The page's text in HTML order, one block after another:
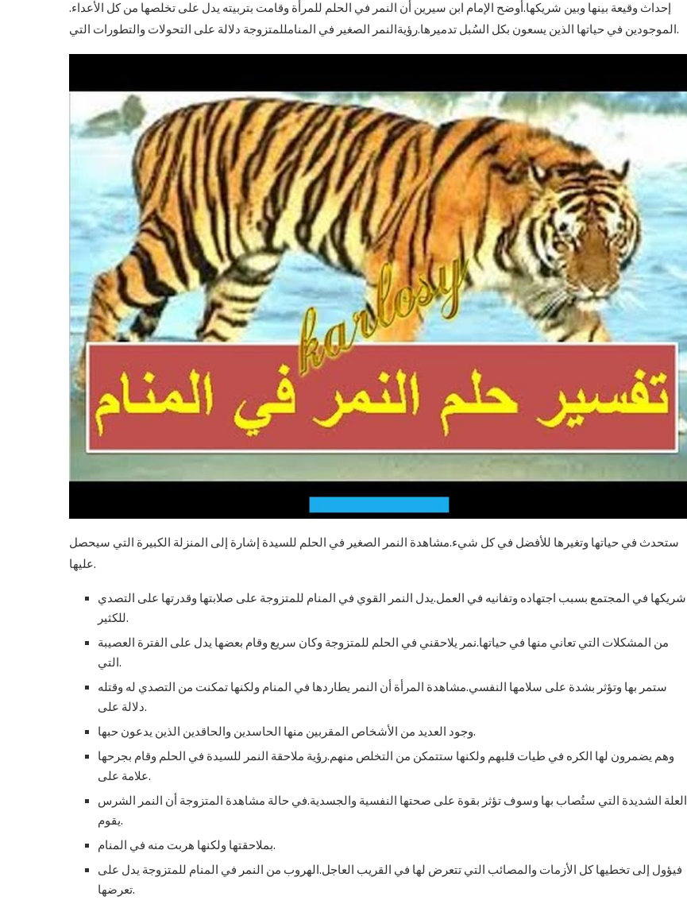
إحداث وقيعة بينها وبين شريكها.أوضح الإمام ابن سيرين أن النمر في الحلم للمرأة وقامت بتربيته يدل على تخلصها من كل الأعداء.
الموجودين في حياتها الذين يسعون بكل السُبل تدميرها.رؤيةالنمر الصغير في المنامللمتزوجة دلالة على التحولات والتطورات التي.
ستحدث في حياتها وتغيرها للأفضل في كل شيء.مشاهدة النمر الصغير في الحلم للسيدة إشارة إلى المنزلة الكبيرة التي سيحصل
عليها.
شريكها في المجتمع بسبب اجتهاده وتفانيه في العمل.يدل النمر القوي في المنام للمتزوجة على صلابتها وقدرتها على التصدي
للكثير.
من المشكلات التي تعاني منها في حياتها.نمر يلاحقني في الحلم للمتزوجة وكان سريع وقام بعضها يدل على الفترة العصيبة
التي.
ستمر بها وتؤثر بشدة على سلامها النفسي.مشاهدة المرأة أن النمر يطاردها في المنام ولكنها تمكنت من التصدي له وقتله
دلالة على.
وجود العديد من الأشخاص المقربين منها الحاسدين والحاقدين الذين يدعون حبها.
وهم يضمرون لها الكره في طيات قلبهم ولكنها ستتمكن من التخلص منهم.رؤية ملاحقة النمر للسيدة في الحلم وقام بجرحها
علامة على.
العلة الشديدة التي ستُصاب بها وسوف تؤثر بقوة على صحتها النفسية والجسدية.في حالة مشاهدة المتزوجة أن النمر الشرس
يقوم.
بملاحقتها ولكنها هربت منه في المنام.
فيؤول إلى تخطيها كل الأزمات والمصائب التي تتعرض لها في القريب العاجل.الهروب من النمر في المنام للمتزوجة يدل على
تعرضها.